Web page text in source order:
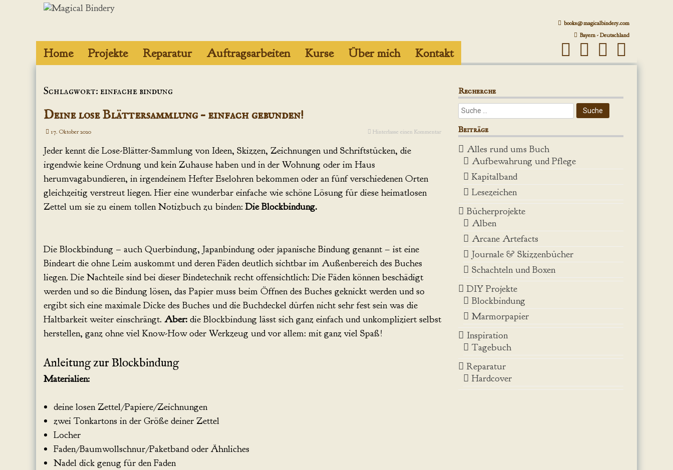
books@magicalbindery.com
Bayern - Deutschland
Home
Projekte
Epoxidharz
Figuren aus
Polymere Clay
Journale und
Grimoires
Boxen und
Schachteln
Reparatur Auftragsarbeiten Kurse Über mich Kontakt
Schlagwort: einfache bindung
Deine lose Blättersammlung – einfach gebunden!
17. Oktober 2020 Hinterlasse einen Kommentar
Jeder kennt die Lose-Blätter-Sammlung von Ideen, Skizzen, Zeichnungen und Schriftstücken, die
irgendwie keine Ordnung und kein Zuhause haben und in der Wohnung oder im Haus
herumvagabundieren, in irgendeinem Hefter Eselohren bekommen oder an fünf verschiedenen Orten
gleichzeitig verstreut liegen. Hier eine wunderbar einfache wie schöne Lösung für diese heimatlosen
Zettel um sie zu einem tollen Notizbuch zu binden:Die Blockbindung.
Die Blockbindung – auch Querbindung, Japanbindung oder japanische Bindung genannt – ist eine
Bindeart die ohne Leim auskommt und deren Fäden deutlich sichtbar im Außenbereich des Buches
liegen. Die Nachteile sind bei dieser Bindetechnik recht offensichtlich: Die Fäden können beschädigt
werden und so die Bindung lösen, das Papier muss beim Öffnen des Buches geknickt werden und so
ergibt sich eine maximale Dicke des Buches und die Buchdeckel dürfen nicht sehr fest sein was die
Haltbarkeit weiter einschrängt. Aber: die Blockbindung lässt sich ganz einfach und unkompliziert selbst
herstellen, ganz ohne viel Know-How oder Werkzeug und vor allem: mit ganz viel Spaß!
Anleitung zur Blockbindung
Materialien:
deine losen Zettel/Papiere/Zeichnungen
zwei Tonkartons in der Größe deiner Zettel
Locher
Faden/Baumwollschnur/Paketband oder Ähnliches
Nadel dick genug für den Faden
Recherche
Beiträge
Alles rund ums Buch
Aufbewahrung und Pflege
Kapitalband
Lesezeichen
Bücherprojekte
Alben
Arcane Artefacts
Journale & Skizzenbücher
Schachteln und Boxen
DIY Projekte
Blockbindung
Marmorpapier
Inspiration
Tagebuch
Reparatur
Hardcover